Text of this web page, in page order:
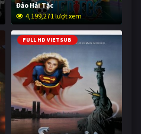
Đảo Hải Tặc
4,199,271 lượt xem
FULL HD VIETSUB